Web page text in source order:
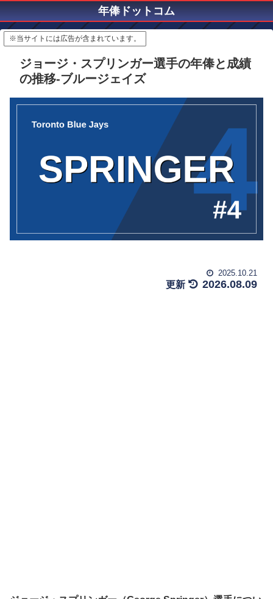
年俸ドットコム
※当サイトには広告が含まれています。
ジョージ・スプリンガー選手の年俸と成績
の推移-ブルージェイズ
2025.10.21
2026.08.09